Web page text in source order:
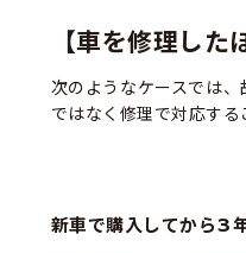
【車を修理した
次のようなケースでは
ではなく修理で対応する
新車で購入してから3